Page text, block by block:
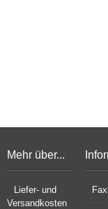
Mehr über...
Liefer- und
Versandkosten